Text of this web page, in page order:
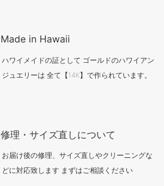
Made in Hawaii
ハワイメイドの証として ゴールドのハワイアン
ジュエリーは 全て【14K】で作られています。
修理・サイズ直しについて
お届け後の修理、サイズ直しやクリーニングな
どに対応致します まずはご相談ください